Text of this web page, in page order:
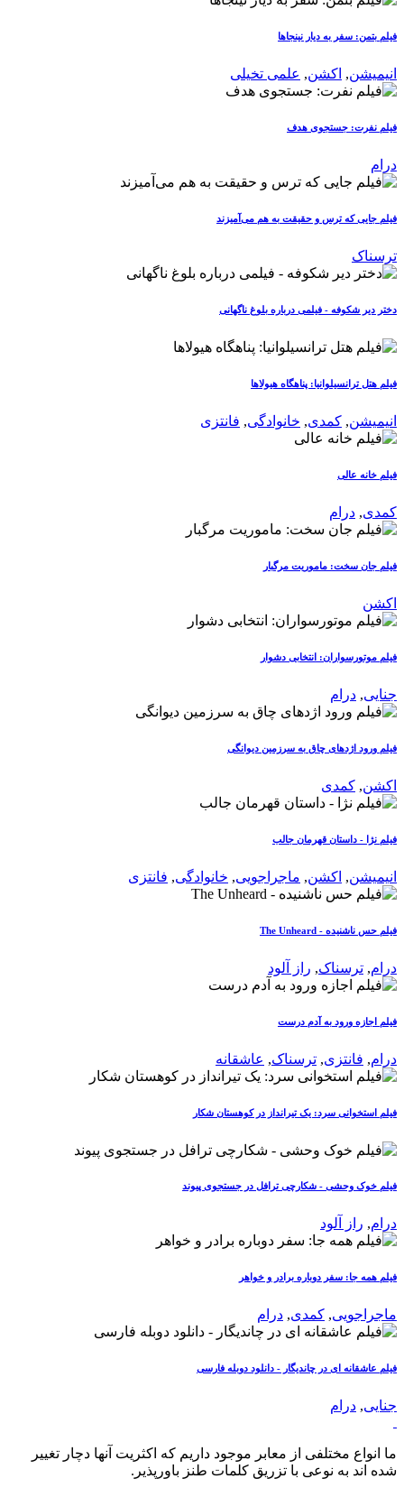
فیلم بتمن: سفر به دیار نینجاها
انیمیشن, اکشن, علمی تخیلی
فیلم نفرت: جستجوی هدف
درام
فیلم جایی که ترس و حقیقت به هم می‌آمیزند
ترسناک
دختر دیر شکوفه - فیلمی درباره بلوغ ناگهانی
فیلم هتل ترانسیلوانیا: پناهگاه هیولاها
انیمیشن, کمدی, خانوادگی, فانتزی
فیلم خانه عالی
کمدی, درام
فیلم جان سخت: ماموریت مرگبار
اکشن
فیلم موتورسواران: انتخابی دشوار
جنایی, درام
فیلم ورود اژدهای چاق به سرزمین دیوانگی
اکشن, کمدی
فیلم نژا - داستان قهرمان جالب
انیمیشن, اکشن, ماجراجویی, خانوادگی, فانتزی
فیلم حس ناشنیده - The Unheard
درام, ترسناک, راز آلود
فیلم اجازه ورود به آدم درست
درام, فانتزی, ترسناک, عاشقانه
فیلم استخوانی سرد: یک تیرانداز در کوهستان شکار
فیلم خوک وحشی - شکارچی ترافل در جستجوی پیوند
درام, راز آلود
فیلم همه جا: سفر دوباره برادر و خواهر
ماجراجویی, کمدی, درام
فیلم عاشقانه ای در چاندیگار - دانلود دوبله فارسی
جنایی, درام
ما انواع مختلفی از معابر موجود داریم که اکثریت آنها دچار تغییر
شده اند به نوعی با تزریق کلمات طنز باورپذیر.